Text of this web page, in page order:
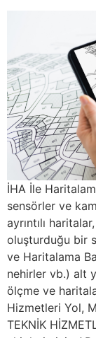
İHA İle
sensörler ve
ayrıntılı
oluşturduğu bir
ve Haritalama
nehirler vb.) alt
ölçme ve
Hizmetleri Yol,
TEKNİK